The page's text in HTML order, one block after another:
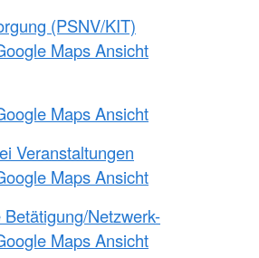
(PSNV/KIT)
Maps Ansicht
Maps Ansicht
Veranstaltungen
Maps Ansicht
Netzwerk-
Maps Ansicht